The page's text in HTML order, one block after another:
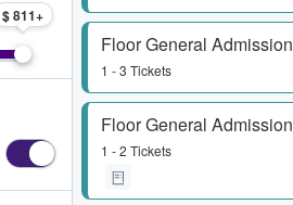
Floor General Admission
1 - 3 Tickets
Floor General Admission
1 - 2 Tickets
$ 811